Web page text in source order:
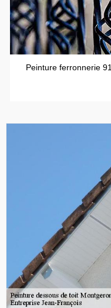
Peinture ferronnerie 91